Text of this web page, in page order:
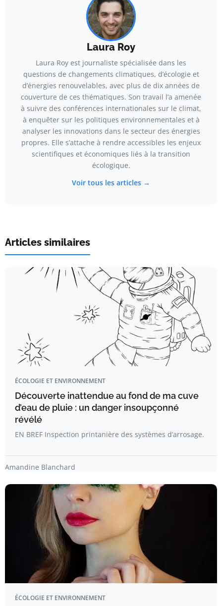
Laura Roy
Laura Roy est journaliste spécialisée dans les
questions de changements climatiques, d’écologie et
d’énergies renouvelables, avec plus de dix années de
couverture de ces thématiques. Son travail l’a amenée
à suivre des conférences internationales sur le climat,
à enquêter sur les politiques environnementales et à
analyser les innovations dans le secteur des énergies
propres. Elle s’attache à rendre accessibles les enjeux
scientifiques et économiques liés à la transition
écologique.
Voir tous les articles →
Articles similaires
ÉCOLOGIE ET ENVIRONNEMENT
Découverte inattendue au fond de ma cuve
d’eau de pluie : un danger insoupçonné
révélé
EN BREF Inspection printanière des systèmes d’arrosage.
Amandine Blanchard
ÉCOLOGIE ET ENVIRONNEMENT